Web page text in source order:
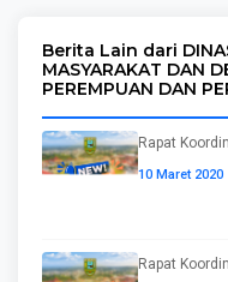
Berita Lain dari
MASYARAKAT DAN
PEREMPUAN DAN
Rapat
10 Maret 2020
Rapat